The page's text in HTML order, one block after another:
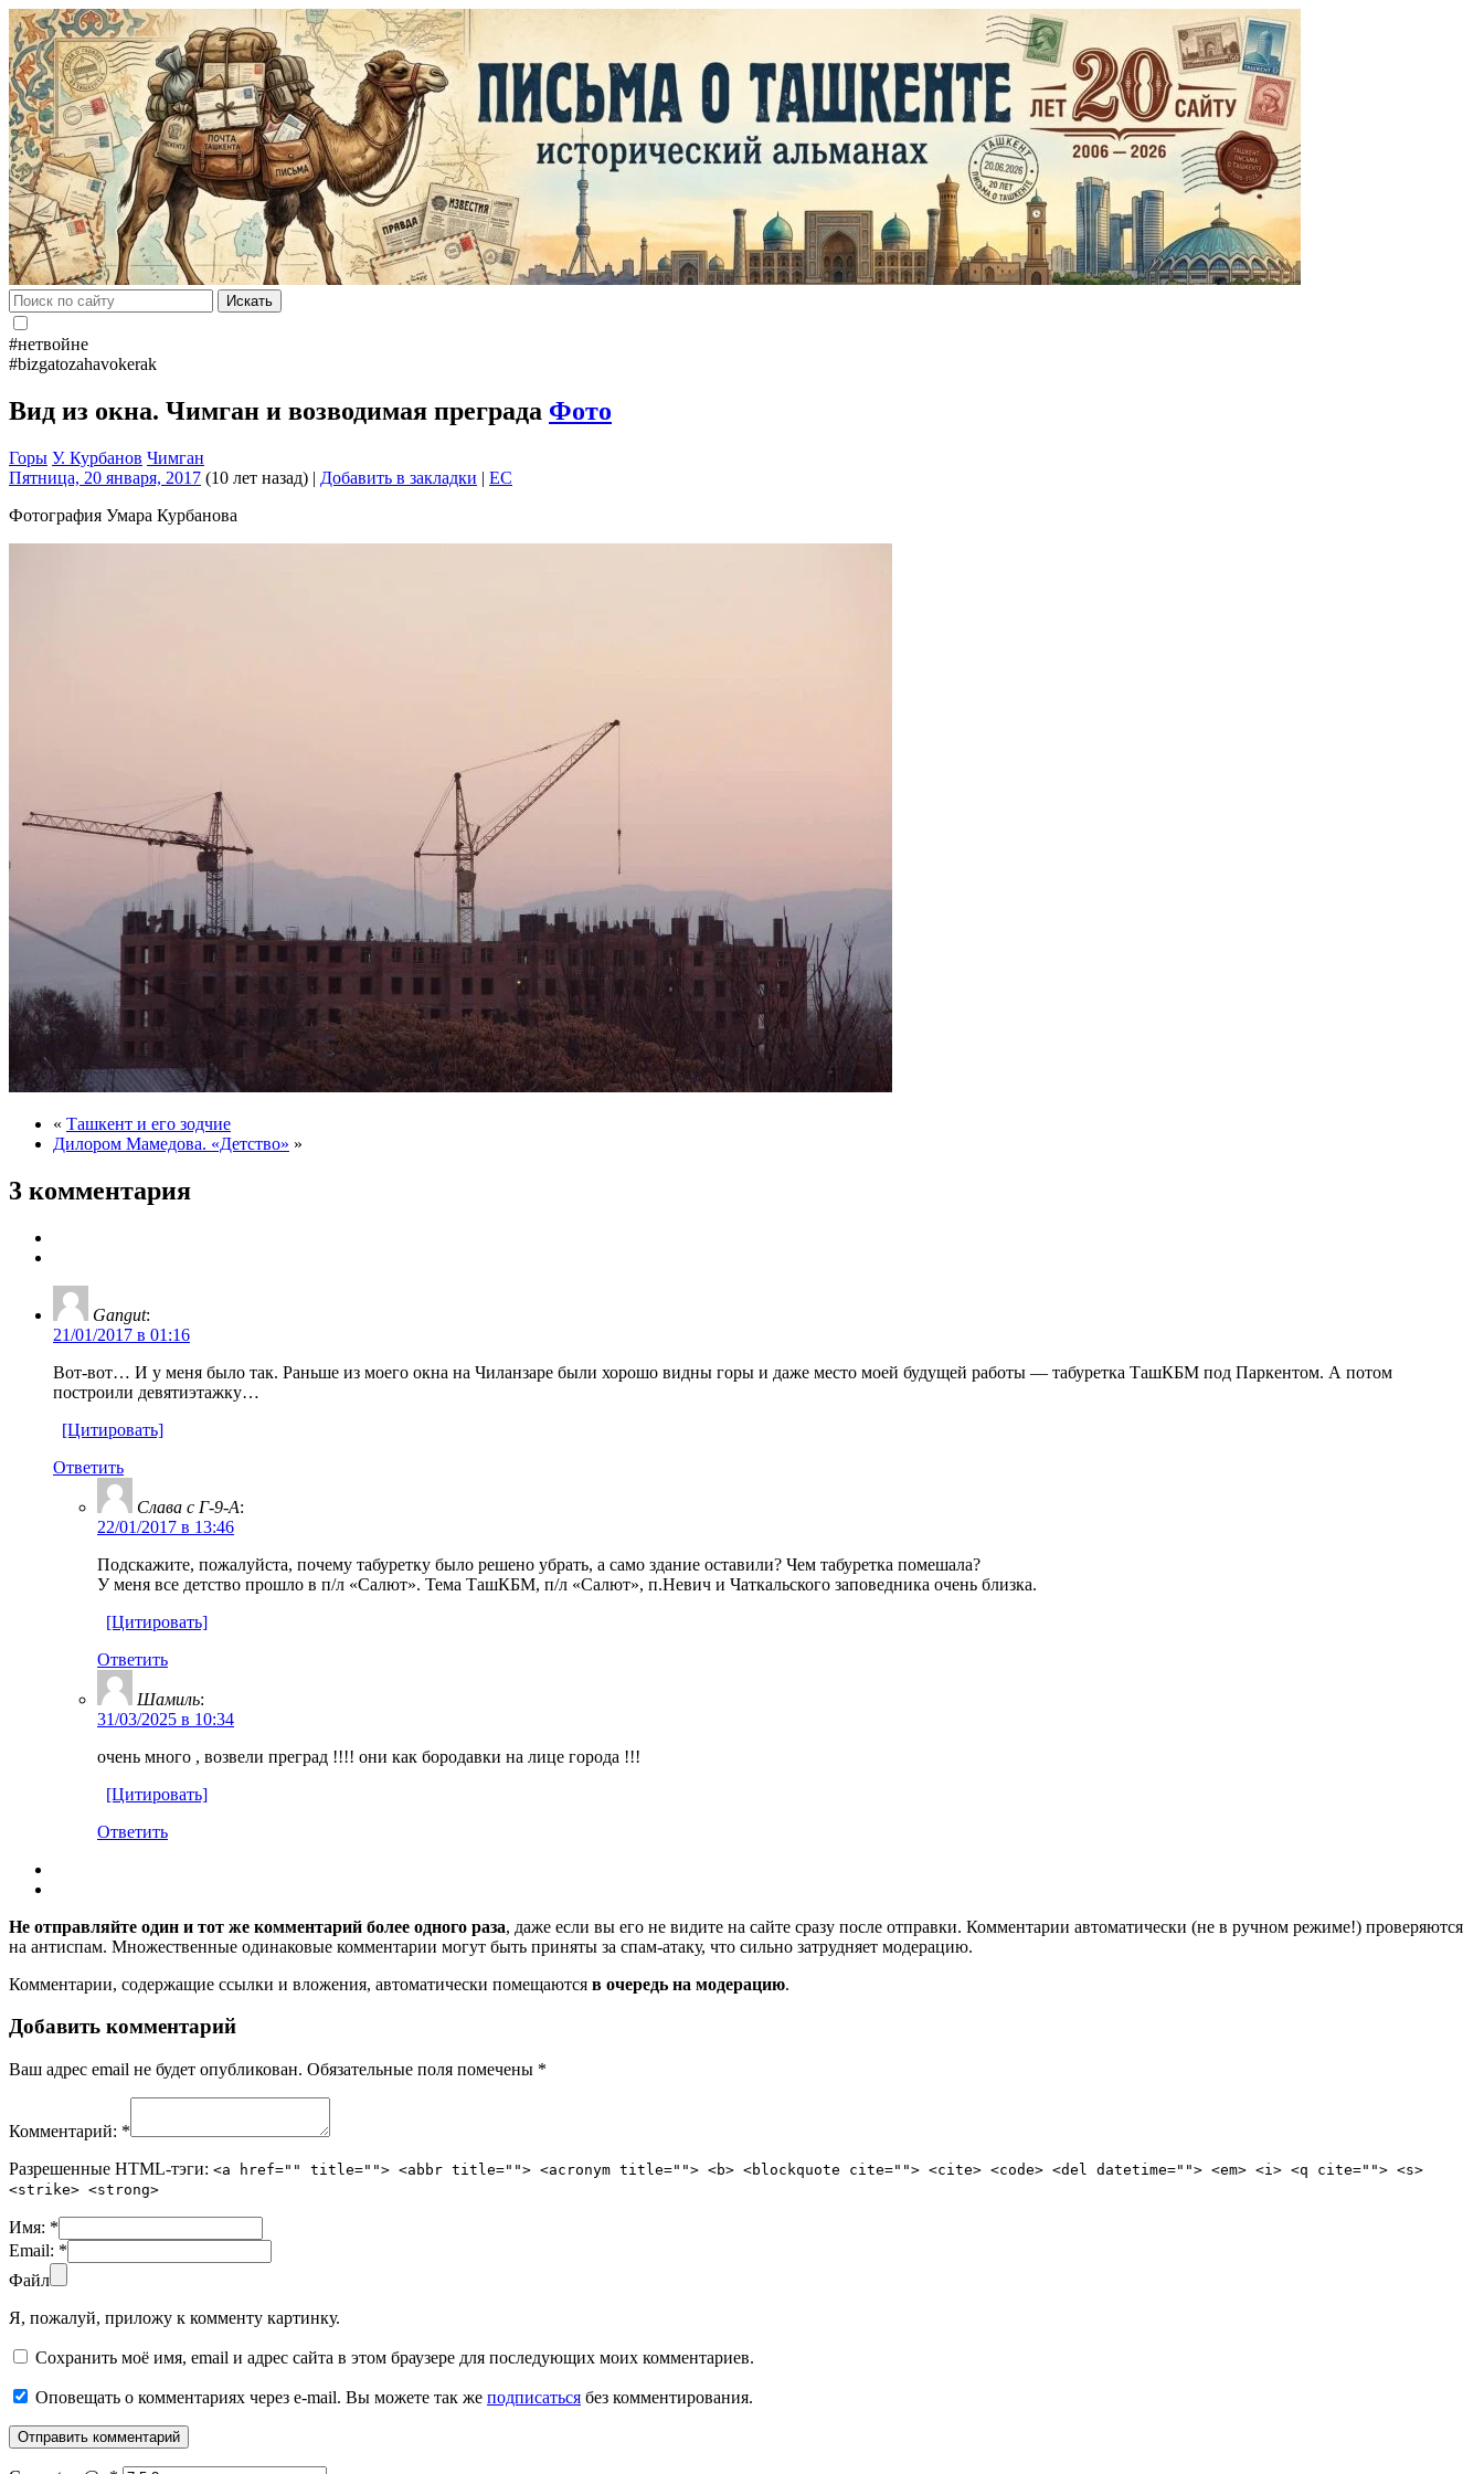
Искать
#нетвойне
#bizgatozahavokerak
Вид из окна. Чимган и возводимая преграда Фото
Горы У. Курбанов Чимган
Пятница, 20 января, 2017 (10 лет назад) | Добавить в закладки | EC
Фотография Умара Курбанова
« Ташкент и его зодчие
Дилором Мамедова. «Детство» »
3 комментария
Gangut:
21/01/2017 в 01:16
Вот-вот… И у меня было так. Раньше из моего окна на Чиланзаре были хорошо видны горы и даже место моей будущей работы — табуретка ТашКБМ под Паркентом. А потом
построили девятиэтажку…
[Цитировать]
Ответить
Слава с Г-9-А:
22/01/2017 в 13:46
Подскажите, пожалуйста, почему табуретку было решено убрать, а само здание оставили? Чем табуретка помешала?
У меня все детство прошло в п/л «Салют». Тема ТашКБМ, п/л «Салют», п.Невич и Чаткальского заповедника очень близка.
[Цитировать]
Ответить
Шамиль:
31/03/2025 в 10:34
очень много , возвели преград !!!! они как бородавки на лице города !!!
[Цитировать]
Ответить
Не отправляйте один и тот же комментарий более одного раза, даже если вы его не видите на сайте сразу после отправки. Комментарии автоматически (не в ручном режиме!) проверяются
на антиспам. Множественные одинаковые комментарии могут быть приняты за спам-атаку, что сильно затрудняет модерацию.
Комментарии, содержащие ссылки и вложения, автоматически помещаются в очередь на модерацию.
Добавить комментарий
Ваш адрес email не будет опубликован. Обязательные поля помечены *
Комментарий: *
Разрешенные HTML-тэги: <a href="" title=""> <abbr title=""> <acronym title=""> <b> <blockquote cite=""> <cite> <code> <del datetime=""> <em> <i> <q cite=""> <s>
<strike> <strong>
Имя: *
Email: *
Файл
Я, пожалуй, приложу к комменту картинку.
Сохранить моё имя, email и адрес сайта в этом браузере для последующих моих комментариев.
Оповещать о комментариях через e-mail. Вы можете так же подписаться без комментирования.